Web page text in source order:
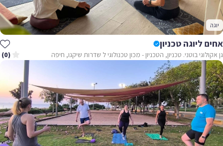
יוגה
אחים ליוגה טכניון
גן אקולוגי בוטני. טכניון, הטכניון - מכון טכנולוגי ל שדרות שיקגו, חיפה (0)